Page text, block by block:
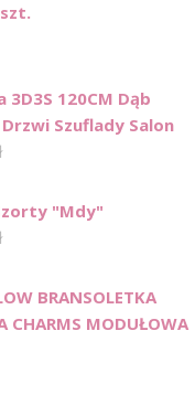
3D3S 120CM Dąb
Szuflady Salon
"Mdy"
BRANSOLETKA
CHARMS MODUŁOWA